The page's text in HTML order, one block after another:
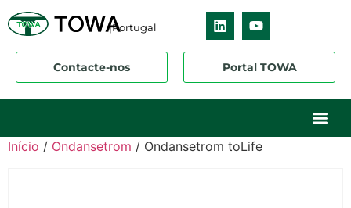
|Portugal
Contacte-nos Portal TOWA
Início / Ondansetrom / Ondansetrom toLife